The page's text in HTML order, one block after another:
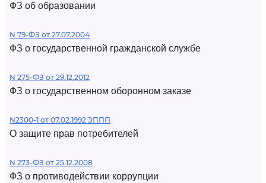
ФЗ об образовании
N 79-ФЗ от 27.07.2004
ФЗ о государственной гражданской службе
N 275-ФЗ от 29.12.2012
ФЗ о государственном оборонном заказе
N2300-1 от 07.02.1992 ЗППП
О защите прав потребителей
N 273-ФЗ от 25.12.2008
ФЗ о противодействии коррупции